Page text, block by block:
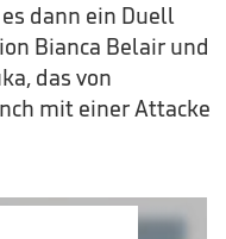
dann ein Duell
Bianca Belair und
das von
mit einer Attacke